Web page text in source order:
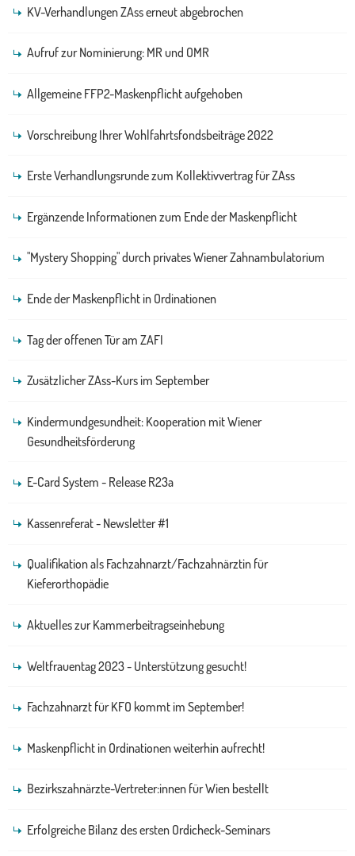
KV-Verhandlungen ZAss erneut abgebrochen
Aufruf zur Nominierung: MR und OMR
Allgemeine FFP2-Maskenpflicht aufgehoben
Vorschreibung Ihrer Wohlfahrtsfondsbeiträge 2022
Erste Verhandlungsrunde zum Kollektivvertrag für ZAss
Ergänzende Informationen zum Ende der Maskenpflicht
"Mystery Shopping" durch privates Wiener Zahnambulatorium
Ende der Maskenpflicht in Ordinationen
Tag der offenen Tür am ZAFI
Zusätzlicher ZAss-Kurs im September
Kindermundgesundheit: Kooperation mit Wiener
Gesundheitsförderung
E-Card System - Release R23a
Kassenreferat - Newsletter #1
Qualifikation als Fachzahnarzt/Fachzahnärztin für
Kieferorthopädie
Aktuelles zur Kammerbeitragseinhebung
Weltfrauentag 2023 - Unterstützung gesucht!
Fachzahnarzt für KFO kommt im September!
Maskenpflicht in Ordinationen weiterhin aufrecht!
Bezirkszahnärzte-Vertreter:innen für Wien bestellt
Erfolgreiche Bilanz des ersten Ordicheck-Seminars